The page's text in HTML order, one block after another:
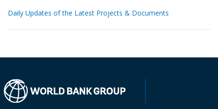
Daily Updates of the Latest Projects & Documents